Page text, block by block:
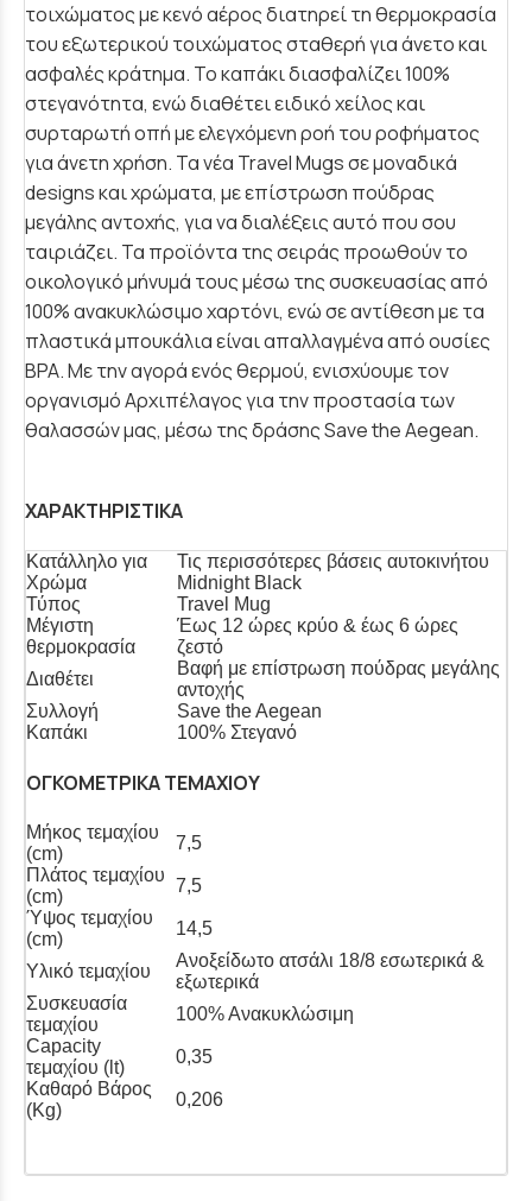
τοιχώματος με κενό αέρος διατηρεί τη θερμοκρασία
του εξωτερικού τοιχώματος σταθερή για άνετο και
ασφαλές κράτημα. Το καπάκι διασφαλίζει 100%
στεγανότητα, ενώ διαθέτει ειδικό χείλος και
συρταρωτή οπή με ελεγχόμενη ροή του ροφήματος
για άνετη χρήση. Τα νέα Travel Mugs σε μοναδικά
designs και χρώματα, με επίστρωση πούδρας
μεγάλης αντοχής, για να διαλέξεις αυτό που σου
ταιριάζει. Τα προϊόντα της σειράς προωθούν το
οικολογικό μήνυμά τους μέσω της συσκευασίας από
100% ανακυκλώσιμο χαρτόνι, ενώ σε αντίθεση με τα
πλαστικά μπουκάλια είναι απαλλαγμένα από ουσίες
BPA. Με την αγορά ενός θερμού, ενισχύουμε τον
οργανισμό Αρχιπέλαγος για την προστασία των
θαλασσών μας, μέσω της δράσης Save the Aegean.
ΧΑΡΑΚΤΗΡΙΣΤΙΚΑ
Κατάλληλο για
Τις περισσότερες βάσεις αυτοκινήτου
Χρώμα
Midnight Black
Τύπος
Travel Mug
Μέγιστη
θερμοκρασία
Έως 12 ώρες κρύο & έως 6 ώρες
ζεστό
Διαθέτει
Βαφή με επίστρωση πούδρας μεγάλης
αντοχής
Συλλογή
Save the Aegean
Καπάκι
100% Στεγανό
ΟΓΚΟΜΕΤΡΙΚΑ ΤΕΜΑΧΙΟΥ
Μήκος τεμαχίου
(cm)
7,5
Πλάτος τεμαχίου
(cm)
7,5
Ύψος τεμαχίου
(cm)
14,5
Υλικό τεμαχίου
Ανοξείδωτο ατσάλι 18/8 εσωτερικά &
εξωτερικά
Συσκευασία
τεμαχίου
100% Aνακυκλώσιμη
Capacity
τεμαχίου (lt)
0,35
Καθαρό Βάρος
(Kg)
0,206